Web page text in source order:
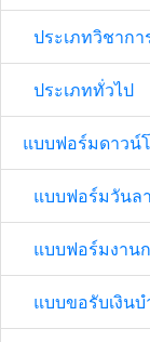
ประเภทวิชากา
ประเภททั่วไป
แบบฟอร์มดาวน์
แบบฟอร์มวันลา
แบบฟอร์มงาน
แบบขอรับเงิน